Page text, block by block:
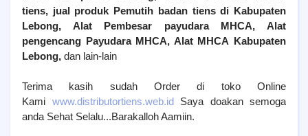
tiens, jual produk Pemutih badan tiens di Kabupaten
Lebong, Alat Pembesar payudara MHCA, Alat
pengencang Payudara MHCA, Alat MHCA Kabupaten
Lebong, dan lain-lain
Terima kasih sudah Order di toko Online
Kami www.distributortiens.web.idSaya doakan semoga
anda Sehat Selalu...Barakalloh Aamiin.